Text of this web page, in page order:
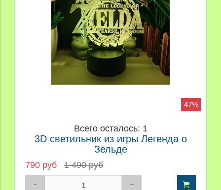
47%
Всего осталось: 1
3D светильник из игры Легенда о
Зельде
790 руб 1 490 руб